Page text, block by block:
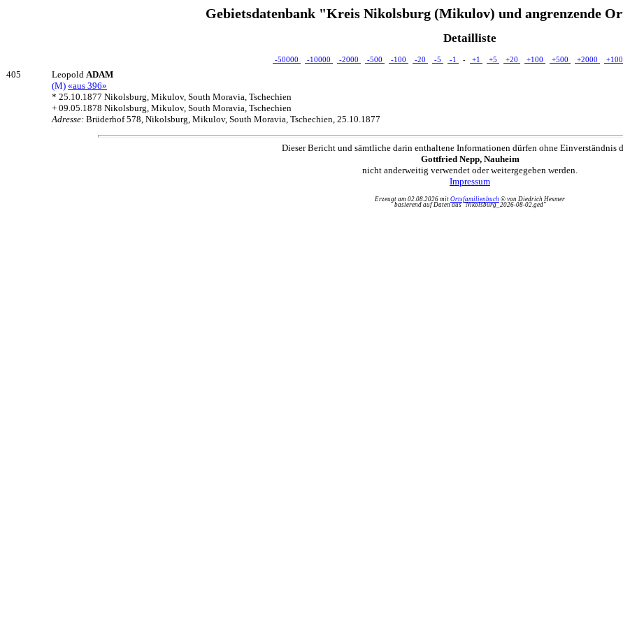
Gebietsdatenbank "Kreis Nikolsburg (Mikulov) und angrenzende
Detailliste
-50000 -10000 -2000 -500 -100 -20 -5 -1 - +1 +5 +20 +100 +500 +2000
405 Leopold ADAM
(M) «aus 396»
* 25.10.1877 Nikolsburg, Mikulov, South Moravia, Tschechien
+ 09.05.1878 Nikolsburg, Mikulov, South Moravia, Tschechien
Adresse: Brüderhof 578, Nikolsburg, Mikulov, South Moravia, Tschechien, 25.10.1877
Dieser Bericht und sämtliche darin enthaltene Informationen dürfen ohne Einverständnis
Gottfried Nepp, Nauheim
nicht anderweitig verwendet oder weitergegeben werden.
Impressum
Erzeugt am 02.08.2026 mit Ortsfamilienbuch © von Diedrich Hesmer
basierend auf Daten aus "Nikolsburg_2026-08-02.ged"